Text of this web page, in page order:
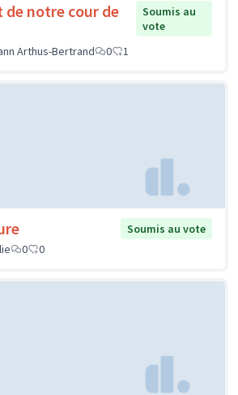
de notre cour de
Soumis au
vote
Arthus-Bertrand
0 1
Soumis au vote
0 0